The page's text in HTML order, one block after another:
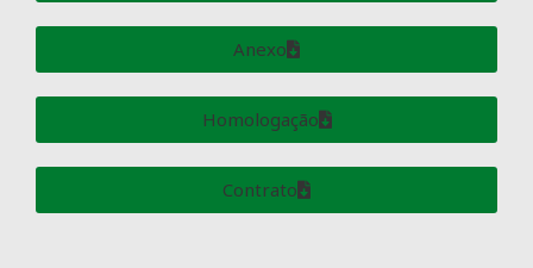
Anexo
Homologação
Contrato